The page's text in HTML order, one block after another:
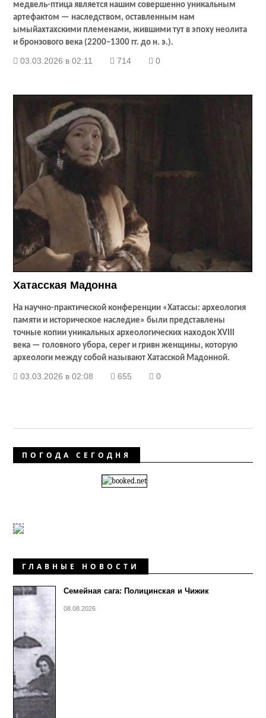
медвель-птица является нашим совершенно уникальным
артефактом — наследством, оставленным нам
ымыйахтахскими племенами, жившими тут в эпоху неолита
и бронзового века (2200–1300 гг. до н. э.).
03.03.2026 в 02:11 714 0
Хатасская Мадонна
На научно-практической конференции «Хатассы: археология
памяти и историческое наследие» были представлены
точные копии уникальных археологических находокXVIII
века — головного убора, серег и гривн женщины, которую
археологи между собой называют Хатасской Мадонной.
03.03.2026 в 02:08 655 0
ПОГОДА СЕГОДНЯ
ГЛАВНЫЕ НОВОСТИ
Семейная сага: Полицинская и Чижик
08.08.2026